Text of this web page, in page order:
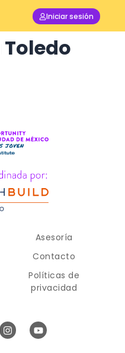
Iniciar sesión
Asesoría
Contacto
Políticas de
privacidad